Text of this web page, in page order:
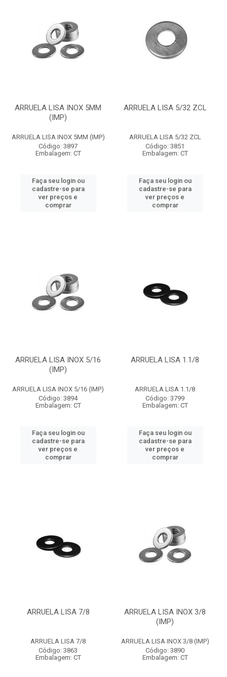
ARRUELA LISA INOX 5MM
(IMP)
ARRUELA LISA INOX 5MM (IMP)
Código: 3897
Embalagem: CT
Faça seu login ou
cadastre-se para
ver preços e
comprar
ARRUELA LISA 5/32 ZCL
ARRUELA LISA 5/32 ZCL
Código: 3851
Embalagem: CT
Faça seu login ou
cadastre-se para
ver preços e
comprar
ARRUELA LISA INOX 5/16
(IMP)
ARRUELA LISA INOX 5/16 (IMP)
Código: 3894
Embalagem: CT
Faça seu login ou
cadastre-se para
ver preços e
comprar
ARRUELA LISA 1.1/8
ARRUELA LISA 1.1/8
Código: 3799
Embalagem: CT
Faça seu login ou
cadastre-se para
ver preços e
comprar
ARRUELA LISA 7/8
ARRUELA LISA 7/8
Código: 3863
Embalagem: CT
ARRUELA LISA INOX 3/8
(IMP)
ARRUELA LISA INOX 3/8 (IMP)
Código: 3890
Embalagem: CT